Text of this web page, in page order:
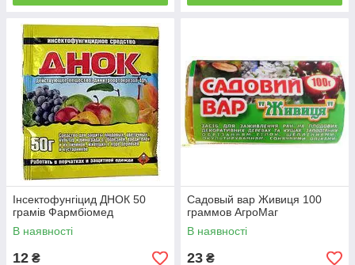
Інсектофунгіцид ДНОК 50
грамів Фармбіомед
В наявності
12 ₴
Садовый вар Живиця 100
граммов АгроМаг
В наявності
23 ₴